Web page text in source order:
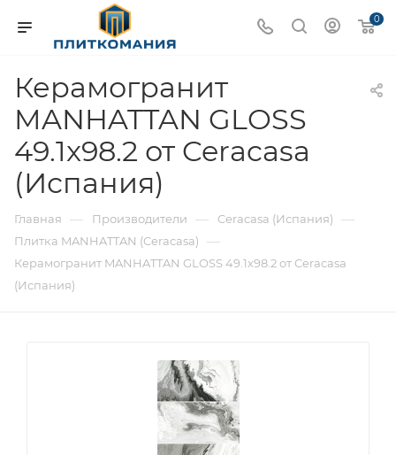
0
Керамогранит
MANHATTAN GLOSS
49.1x98.2 от Ceracasa
(Испания)
Главная — Производители — Ceracasa (Испания) —
Плитка MANHATTAN (Ceracasa) —
Керамогранит MANHATTAN GLOSS 49.1x98.2 от Ceracasa
(Испания)